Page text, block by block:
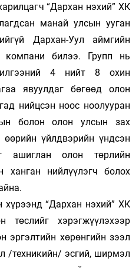
“Дархан нэхий” ХК
манай улсын ууган
Дархан-Уул аймгийн
компани билээ. Групп нь
4 нийт 8 охин
явуулдаг бөгөөд олон
нийцсэн ноос ноолууран
болон олон улсын зах
үйлдвэрийн үндсэн
ашиглан олон төрлийн
ханган нийлүүлэгч болох
хүрээнд “Дархан нэхий” ХК
хэрэгжүүлэхээр
эргэлтийн хөрөнгийн зээл
/техникийн/ эсгий, ширмэл